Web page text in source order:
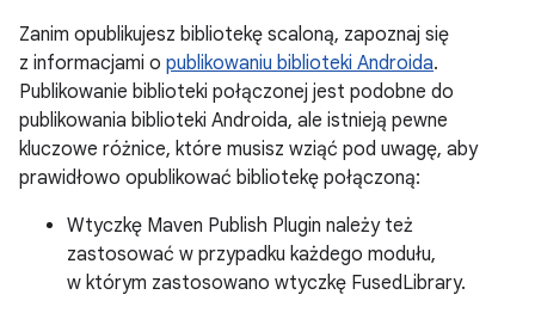
Zanim opublikujesz bibliotekę scaloną, zapoznaj się
z informacjami o publikowaniu biblioteki Androida.
Publikowanie biblioteki połączonej jest podobne do
publikowania biblioteki Androida, ale istnieją pewne
kluczowe różnice, które musisz wziąć pod uwagę, aby
prawidłowo opublikować bibliotekę połączoną:
Wtyczkę Maven Publish Plugin należy też
zastosować w przypadku każdego modułu,
w którym zastosowano wtyczkę FusedLibrary.